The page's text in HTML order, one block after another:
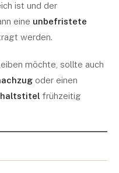
ist und der
eine unbefristete
werden.
möchte, sollte auch
oder einen
frühzeitig